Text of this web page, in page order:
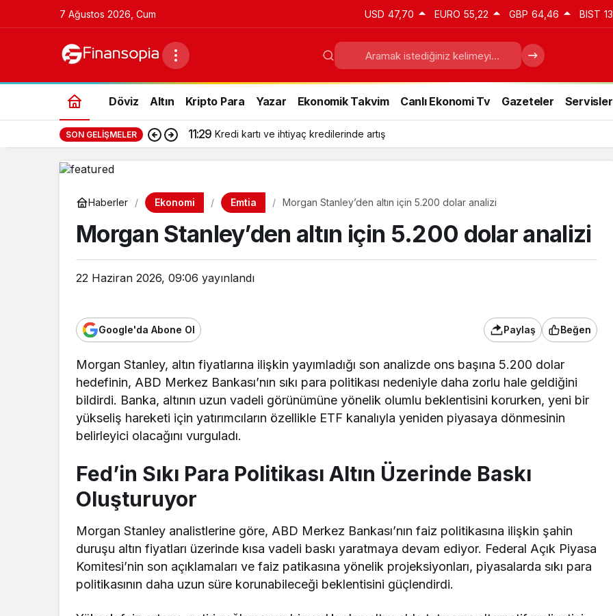
7 Ağustos 2026, Cum USD 47,70 EURO 55,22 GBP 64,46 BIST
Döviz Altın Kripto Para Yazar Ekonomik Takvim Canlı Ekonomi Tv Gazeteler Servisler
SON GELIŞMELER 11:29 Kredi kartı ve ihtiyaç kredilerinde artış
Haberler Ekonomi Emtia Morgan Stanley’den altın için 5.200 dolar analizi
Morgan Stanley’den altın için 5.200 dolar analizi
22 Haziran 2026, 09:06 yayınlandı
Google'da Abone Ol Paylaş Beğen
Morgan Stanley, altın fiyatlarına ilişkin yayımladığı son analizde ons başına 5.200 dolar
hedefinin, ABD Merkez Bankası’nın sıkı para politikası nedeniyle daha zorlu hale geldiğini
bildirdi. Banka, altının uzun vadeli görünümüne yönelik olumlu beklentisini korurken, yeni bir
yükseliş hareketi için yatırımcıların özellikle ETF kanalıyla yeniden piyasaya dönmesinin
belirleyici olacağını vurguladı.
Fed’in Sıkı Para Politikası Altın Üzerinde Baskı
Oluşturuyor
Morgan Stanley analistlerine göre, ABD Merkez Bankası’nın faiz politikasına ilişkin şahin
duruşu altın fiyatları üzerinde kısa vadeli baskı yaratmaya devam ediyor. Federal Açık Piyasa
Komitesi’nin son açıklamaları ve faiz patikasına yönelik projeksiyonları, piyasalarda sıkı para
politikasının daha uzun süre korunabileceği beklentisini güçlendirdi.